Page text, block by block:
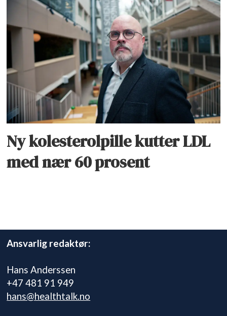
Ny kolesterolpille kutter LDL
med nær 60 prosent
Ansvarlig redaktør:
Hans Anderssen
+47 481 91 949
hans@healthtalk.no